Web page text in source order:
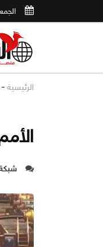
الرئيسية -
الأمم
شبكة